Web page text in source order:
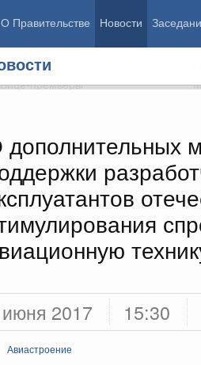
О Правительстве Новости
дополнительных
2017 15:30
Авиастроение
Председатель Правительства
Вице-премьеры
Демография
Здоровье
Культура
Общество
Государство
программы